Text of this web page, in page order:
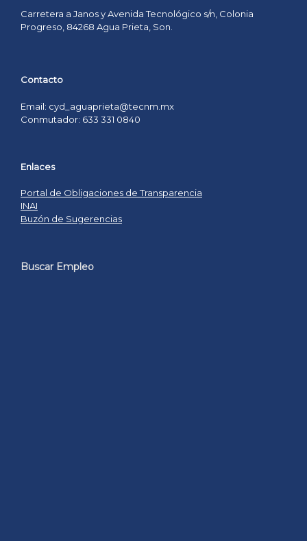
Carretera a Janos y Avenida Tecnológico s/n, Colonia
Progreso, 84268 Agua Prieta, Son.
Contacto
Email: cyd_aguaprieta@tecnm.mx
Conmutador: 633 331 0840
Enlaces
Portal de Obligaciones de Transparencia
INAI
Buzón de Sugerencias
Buscar Empleo